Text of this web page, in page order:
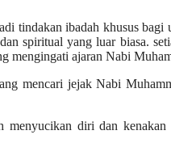
tindakan ibadah khusus
spiritual yang luar biasa.
mengingati ajaran Nabi
mencari jejak Nabi
menyucikan diri dan